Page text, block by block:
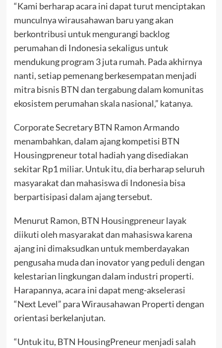
“Kami berharap acara ini dapat turut menciptakan
munculnya wirausahawan baru yang akan
berkontribusi untuk mengurangi backlog
perumahan di Indonesia sekaligus untuk
mendukung program 3 juta rumah. Pada akhirnya
nanti, setiap pemenang berkesempatan menjadi
mitra bisnis BTN dan tergabung dalam komunitas
ekosistem perumahan skala nasional,” katanya.
Corporate Secretary BTN Ramon Armando
menambahkan, dalam ajang kompetisi BTN
Housingpreneur total hadiah yang disediakan
sekitar Rp1 miliar. Untuk itu, dia berharap seluruh
masyarakat dan mahasiswa di Indonesia bisa
berpartisipasi dalam ajang tersebut.
Menurut Ramon, BTN Housingpreneur layak
diikuti oleh masyarakat dan mahasiswa karena
ajang ini dimaksudkan untuk memberdayakan
pengusaha muda dan inovator yang peduli dengan
kelestarian lingkungan dalam industri properti.
Harapannya, acara ini dapat meng-akselerasi
“Next Level” para Wirausahawan Properti dengan
orientasi berkelanjutan.
“Untuk itu, BTN HousingPreneur menjadi salah